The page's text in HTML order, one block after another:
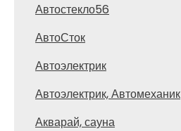
Автостекло56
АвтоСток
Автоэлектрик
Автоэлектрик, Автомеханик
Акварай, сауна